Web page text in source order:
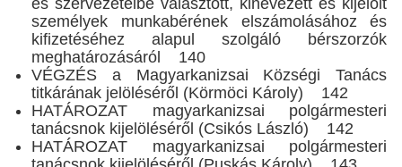
és szervezeteibe választott, kinevezett és kijelölt
személyek munkabérének elszámolásához és
kifizetéséhez alapul szolgáló bérszorzók
meghatározásáról 140
VÉGZÉS a Magyarkanizsai Községi Tanács
titkárának jelöléséről (Körmöci Károly) 142
HATÁROZAT magyarkanizsai polgármesteri
tanácsnok kijelöléséről (Csikós László) 142
HATÁROZAT magyarkanizsai polgármesteri